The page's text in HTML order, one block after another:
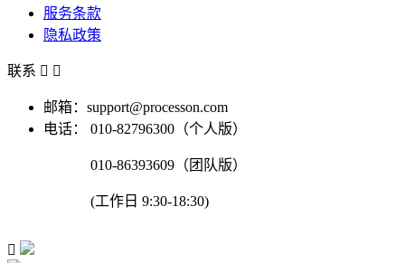
服务条款
隐私政策
联系  
邮箱：support@processon.com
电话：
010-82796300（个人版）
010-86393609（团队版）
(工作日 9:30-18:30)
